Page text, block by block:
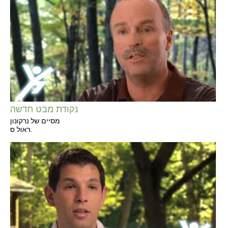
נקודת מבט חדשה
מסיים של נרקונון
ראול ס.